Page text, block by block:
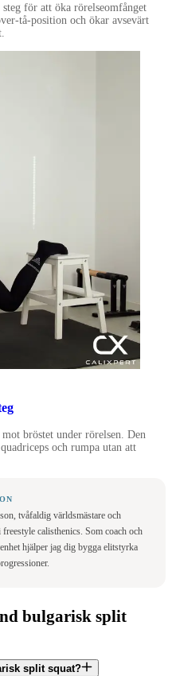
för att öka rörelseomfånget
tå-position och ökar avsevärt
bröstet under rörelsen. Den
och rumpa utan att
tvåfaldig världsmästare och
calisthenics. Som coach och
hjälper jag dig bygga elitstyrka
bulgarisk split
split squat?